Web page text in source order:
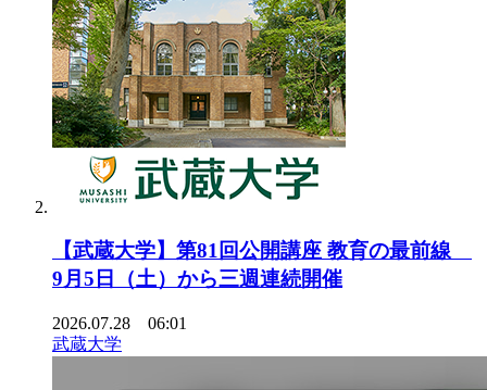
【武蔵大学】第81回公開講座 教育の最前線
9月5日（土）から三週連続開催
2026.07.28 06:01
武蔵大学